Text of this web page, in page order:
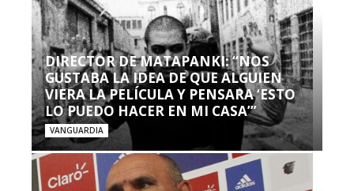
DIRECTOR DE MATAPANKI: “NOS
GUSTABA LA IDEA DE QUE ALGUIEN
VIERA LA PELÍCULA Y PENSARA ‘ESTO
LO PUEDO HACER EN MI CASA’”
VANGUARDIA